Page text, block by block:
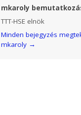
mkaroly
TTT-HSE elnök
Minden bejegyzés
mkaroly →